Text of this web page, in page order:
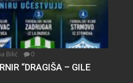
Bilić 0
“DRAGIŠA – GILE